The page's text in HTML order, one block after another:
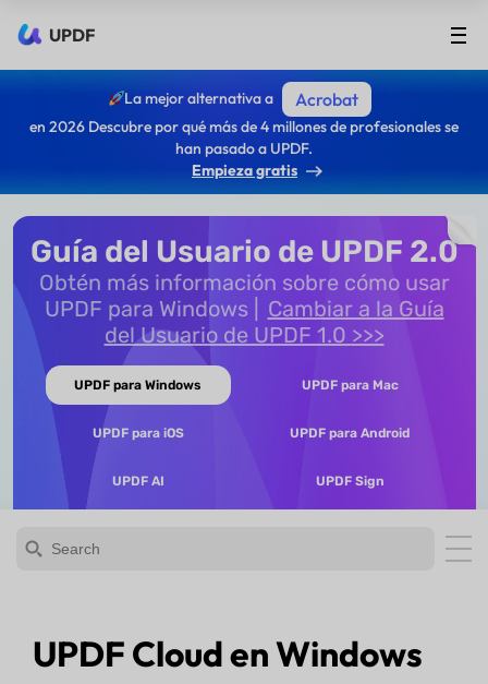
UPDF
La mejor alternativa a Acrobat
en 2026 Descubre por qué más de 4 millones de profesionales se
han pasado a UPDF.
Empieza gratis
Guía del Usuario de UPDF 2.0
Obtén más información sobre cómo usar
UPDF para Windows
Cambiar a la Guía
del Usuario de UPDF 1.0 >>>
UPDF para Windows UPDF para Mac
UPDF para iOS UPDF para Android
UPDF AI UPDF Sign
UPDF Cloud en Windows